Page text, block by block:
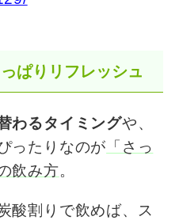
ぱりリフレッシュ
わるタイミングや、
ったりなのが 「さっ
飲み方。
酸割りで飲めば、ス